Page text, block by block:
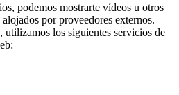
podemos mostrarte vídeos u otros
por proveedores externos.
utilizamos los siguientes servicios de